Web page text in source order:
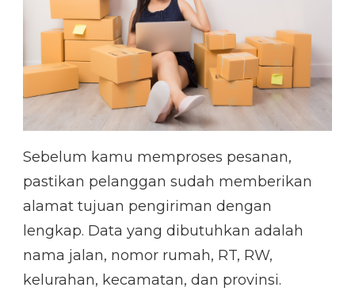
Sebelum kamu memproses pesanan,
pastikan pelanggan sudah memberikan
alamat tujuan pengiriman dengan
lengkap. Data yang dibutuhkan adalah
nama jalan, nomor rumah, RT, RW,
kelurahan, kecamatan, dan provinsi.